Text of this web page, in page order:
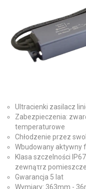
Ultracienki zasilacz
Zabezpieczenia:
temperaturowe
Chłodzenie przez
Wbudowany aktywny
Klasa szczelności
zewnąτrz
Gwarancja 5 lat
Wymiary: 363mm -